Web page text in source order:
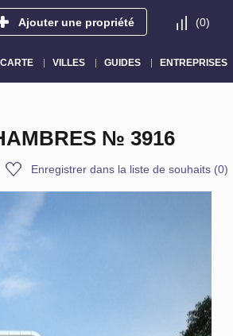
Ajouter une propriété (0)
VILLES GUIDES ENTREPRISES
№ 3916
Enregistrer dans la liste de souhaits (0)